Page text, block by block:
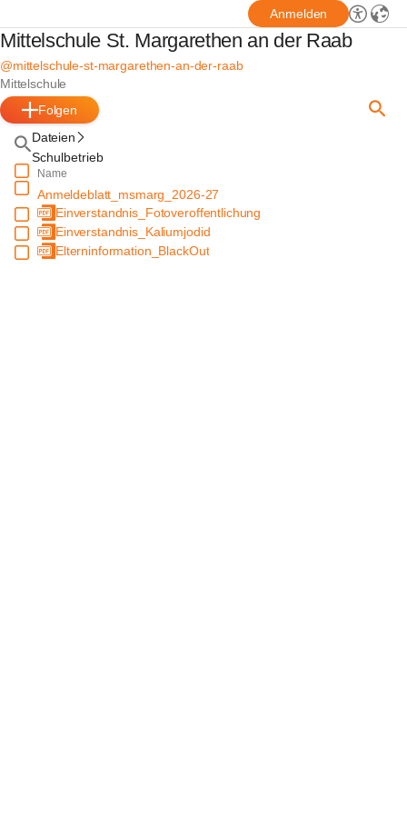
Anmelden
Mittelschule St. Margarethen an der Raab
@mittelschule-st-margarethen-an-der-raab
Mittelschule
Folgen
Dateien
Schulbetrieb
Name
Anmeldeblatt_msmarg_2026-27
Einverstandnis_Fotoveroffentlichung
Einverstandnis_Kaliumjodid
Elterninformation_BlackOut